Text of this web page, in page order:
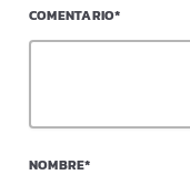
COMENTARIO*
NOMBRE*